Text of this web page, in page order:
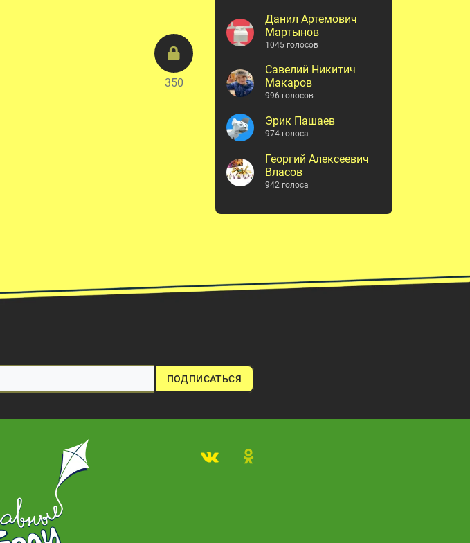
350
Данил Артемович
Мартынов
1045 голосов
Савелий Никитич
Макаров
996 голосов
Эрик Пашаев
974 голоса
Георгий Алексеевич
Власов
942 голоса
ПОДПИСАТЬСЯ